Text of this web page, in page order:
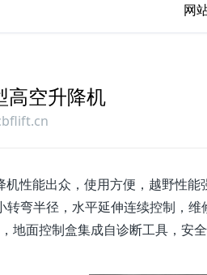
网
高空升降机
机性能出众，使用方便，越野性
转弯半径，水平延伸连续控制，
地面控制盒集成自诊断工具，安